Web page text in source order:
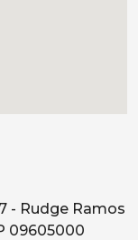
- Rudge Ramos
09605000